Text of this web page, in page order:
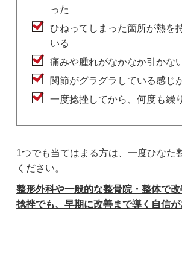
った
ひねってしまった箇所が熱を
いる
痛みや腫れがなかなか引かな
関節がグラグラしている感じ
一度捻挫してから、何度も繰
1つでも当てはまる方は、一度ひなた
ください。
整形外科や一般的な整骨院・整体で
捻挫でも、早期に改善まで導く自信が